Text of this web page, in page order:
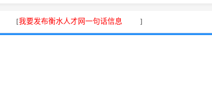
[我要发布衡水人才网一句话信息 ]